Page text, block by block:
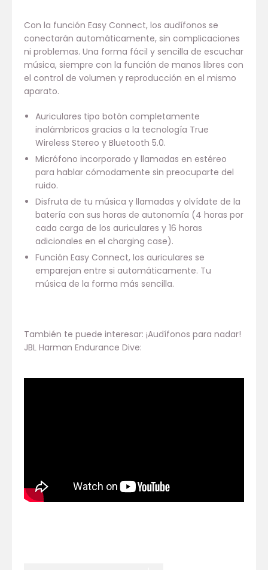
Con la función Easy Connect, los audífonos se
conectarán automáticamente, sin complicaciones
ni problemas. Una forma fácil y sencilla de escuchar
música, siempre con la función de manos libres con
el control de volumen y reproducción en el mismo
aparato.
Auriculares tipo botón completamente
inalámbricos gracias a la tecnología True
Wireless Stereo y Bluetooth 5.0.
Micrófono incorporado y llamadas en estéreo
para hablar cómodamente sin preocuparte del
ruido.
Disfruta de tu música y llamadas y olvídate de la
batería con sus horas de autonomía (4 horas por
cada carga de los auriculares y 16 horas
adicionales en el charging case).
Función Easy Connect, los auriculares se
emparejan entre si automáticamente. Tu
música de la forma más sencilla.
También te puede interesar: ¡Audífonos para nadar!
JBL Harman Endurance Dive: